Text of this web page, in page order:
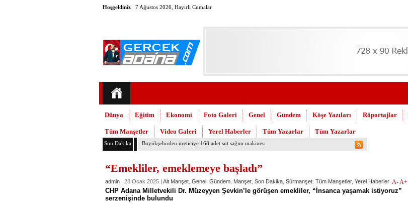
Hoşgeldiniz 7 Ağustos 2026, Hayırlı Cumalar
Dünya Eğitim Ekonomi Foto Galeri Genel Gündem Köşe Yazıları Röportajlar
Tüm Manşetler Video Galeri Yerel Haberler Tüm Yazarlar Tüm Yazarlar
Son Dakika Adana’daki cinayetler mecliste konuşuldu
“Emekliler, emeklemeye başladı”
admin | 28 Ocak 2025 | Alt Manşet Genel Gündem Manşet Son Dakika Sürmanşet Tüm Manşetler, Yerel Haberler A-A+
CHP Adana Milletvekili Dr. Müzeyyen Şevkin’le görüşen emekliler, “İnsanca yaşamak istiyoruz”
serzenişinde bulundu